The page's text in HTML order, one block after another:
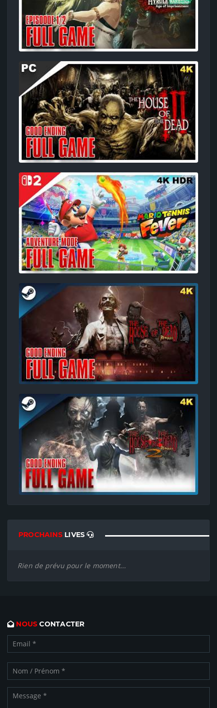
PROCHAINSLIVES
Rien de prévu pour le moment...
NOUS CONTACTER